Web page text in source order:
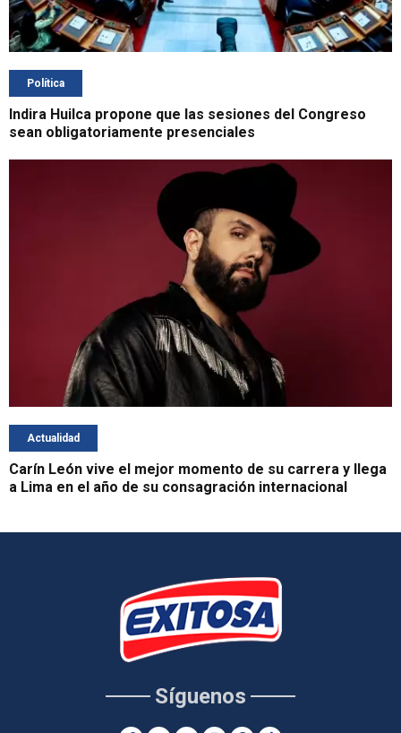
Política
Indira Huilca propone que las sesiones del Congreso
sean obligatoriamente presenciales
Actualidad
Carín León vive el mejor momento de su carrera y llega
a Lima en el año de su consagración internacional
Síguenos